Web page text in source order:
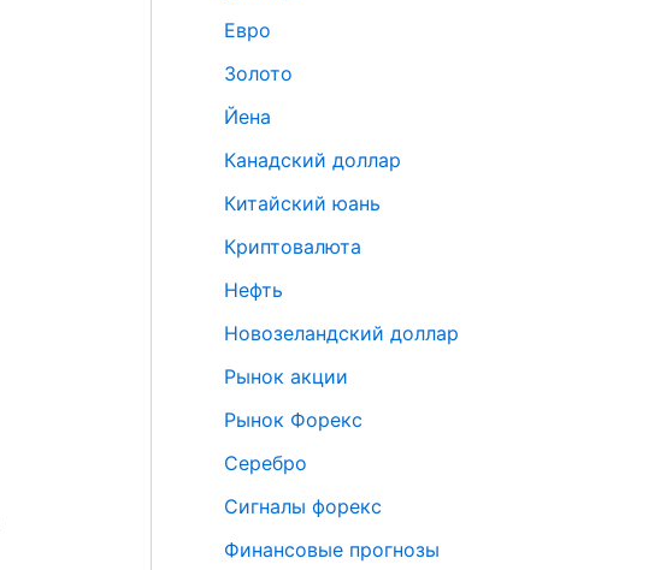
Евро
Золото
Йена
Канадский доллар
Китайский юань
Криптовалюта
Нефть
Новозеландский доллар
Рынок акции
Рынок Форекс
Серебро
Сигналы форекс
Финансовые прогнозы